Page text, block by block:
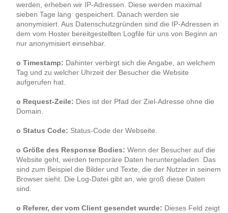
werden, erheben wir IP-Adressen. Diese werden maximal
sieben Tage lang gespeichert. Danach werden sie
anonymisiert. Aus Datenschutzgründen sind die IP-Adressen in
dem vom Hoster bereitgestellten Logfile für uns von Beginn an
nur anonymisiert einsehbar.
o Timestamp: Dahinter verbirgt sich die Angabe, an welchem
Tag und zu welcher Uhrzeit der Besucher die Website
aufgerufen hat.
o Request-Zeile: Dies ist der Pfad der Ziel-Adresse ohne die
Domain.
o Status Code: Status-Code der Webseite.
o Größe des Response Bodies: Wenn der Besucher auf die
Website geht, werden temporäre Daten heruntergeladen. Das
sind zum Beispiel die Bilder und Texte, die der Nutzer in seinem
Browser sieht. Die Log-Datei gibt an, wie groß diese Daten
sind.
o Referer, der vom Client gesendet wurde: Dieses Feld zeigt